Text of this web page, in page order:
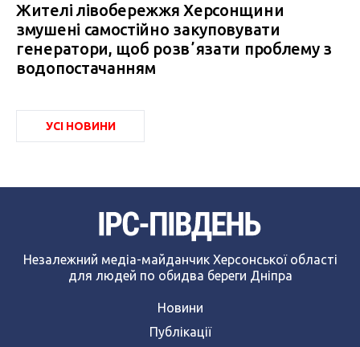
Жителі лівобережжя Херсонщини
змушені самостійно закуповувати
генератори, щоб розвʼязати проблему з
водопостачанням
УСІ НОВИНИ
Незалежний медіа-майданчик Херсонської області
для людей по обидва береги Дніпра
Новини
Публікації